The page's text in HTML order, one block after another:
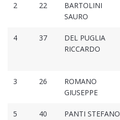
2 22
BARTOLINI
SAURO
4 37
DEL PUGLIA
RICCARDO
3 26
ROMANO
GIUSEPPE
5 40 PANTI STEFANO